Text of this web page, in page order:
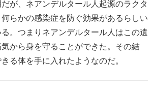
が、ネアンデルタール人起源のラクタ
らかの感染症を防ぐ効果があるらしい
。つまりネアンデルタール人はこの遺
から身を守ることができた。その結
る体を手に入れたようなのだ。